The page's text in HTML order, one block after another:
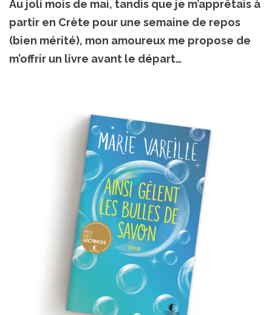
Au joli mois de mai, tandis que je m’apprêtais à
partir en Crète pour une semaine de repos
(bien mérité), mon amoureux me propose de
m’offrir un livre avant le départ…